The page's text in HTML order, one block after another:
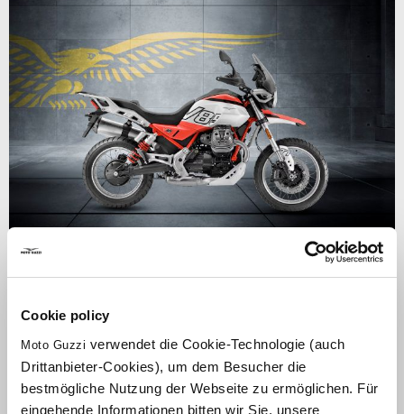
Cookie policy
Moto Guzzi verwendet die Cookie-Technologie (auch
Drittanbieter-Cookies), um dem Besucher die
bestmögliche Nutzung der Webseite zu ermöglichen. Für
eingehende Informationen bitten wir Sie, unsere
Moto Guzzi V85 TT Jubiläumspreis